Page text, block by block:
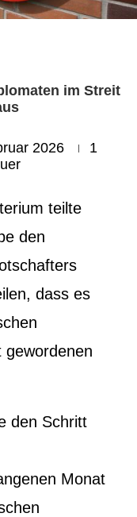
im Streit
2026
1
teilte
den
dass es
gewordenen
den Schritt
Monat